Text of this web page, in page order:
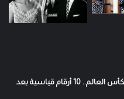
ميسي يتوج نفسه ملكًا لكأس العالم.. 10 أرقام قياسية بعد